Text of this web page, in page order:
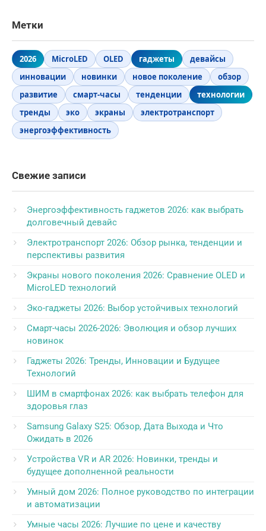
Метки
2026 MicroLED OLED гаджеты
девайсы
инновации
новинки новое поколение
обзор
развитие
смарт-часы тенденции
технологии
тренды
эко экраны
электротранспорт
энергоэффективность
Свежие записи
Энергоэффективность гаджетов 2026: как выбрать
долговечный девайс
Электротранспорт 2026: Обзор рынка, тенденции и
перспективы развития
Экраны нового поколения 2026: Сравнение OLED и
MicroLED технологий
Эко-гаджеты 2026: Выбор устойчивых технологий
Смарт-часы 2026-2026: Эволюция и обзор лучших
новинок
Гаджеты 2026: Тренды, Инновации и Будущее
Технологий
ШИМ в смартфонах 2026: как выбрать телефон для
здоровья глаз
Samsung Galaxy S25: Обзор, Дата Выхода и Что
Ожидать в 2026
Устройства VR и AR 2026: Новинки, тренды и
будущее дополненной реальности
Умный дом 2026: Полное руководство по интеграции
и автоматизации
Умные часы 2026: Лучшие по цене и качеству